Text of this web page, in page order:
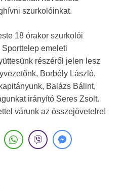
szurkolóinkat.
18 órakor szurkolói
emeleti
részéről jelen lesz
Borbély László,
Balázs Bálint,
irányító Seres Zsolt.
várunk az összejövetelre!